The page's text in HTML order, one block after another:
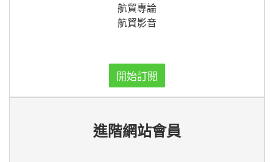
航貿專論
航貿影音
開始訂閱
進階網站會員